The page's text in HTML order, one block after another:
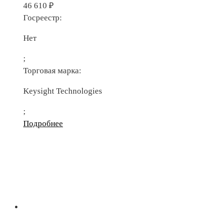
46 610 ₽
Госреестр:
Нет
;
Торговая марка:
Keysight Technologies
;
Подробнее